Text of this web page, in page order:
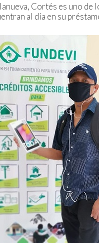
Cortés es uno de
al día en su